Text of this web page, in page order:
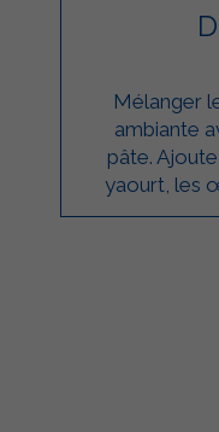
Mélanger
ambiante
pâte.
yaourt, les